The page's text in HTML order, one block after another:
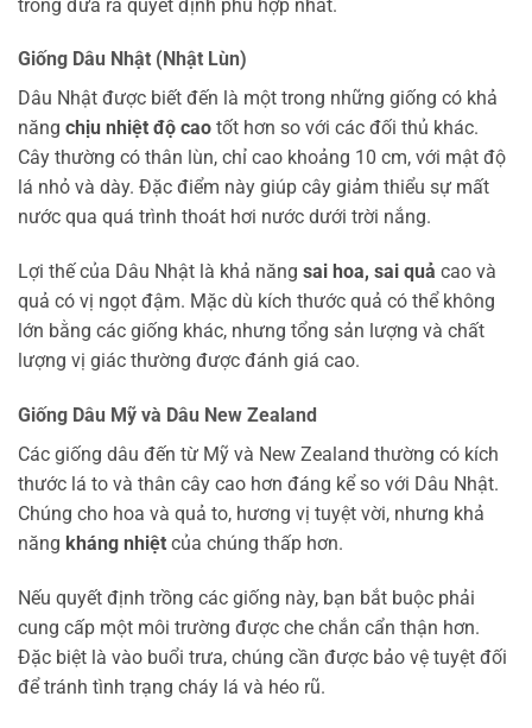
trồng đưa ra quyết định phù hợp nhất.
Giống Dâu Nhật (Nhật Lùn)
Dâu Nhật được biết đến là một trong những giống có khả
năng chịu nhiệt độ cao tốt hơn so với các đối thủ khác.
Cây thường có thân lùn, chỉ cao khoảng 10 cm, với mật độ
lá nhỏ và dày. Đặc điểm này giúp cây giảm thiểu sự mất
nước qua quá trình thoát hơi nước dưới trời nắng.
Lợi thế của Dâu Nhật là khả năng sai hoa, sai quả cao và
quả có vị ngọt đậm. Mặc dù kích thước quả có thể không
lớn bằng các giống khác, nhưng tổng sản lượng và chất
lượng vị giác thường được đánh giá cao.
Giống Dâu Mỹ và Dâu New Zealand
Các giống dâu đến từ Mỹ và New Zealand thường có kích
thước lá to và thân cây cao hơn đáng kể so với Dâu Nhật.
Chúng cho hoa và quả to, hương vị tuyệt vời, nhưng khả
năng kháng nhiệt của chúng thấp hơn.
Nếu quyết định trồng các giống này, bạn bắt buộc phải
cung cấp một môi trường được che chắn cẩn thận hơn.
Đặc biệt là vào buổi trưa, chúng cần được bảo vệ tuyệt đối
để tránh tình trạng cháy lá và héo rũ.